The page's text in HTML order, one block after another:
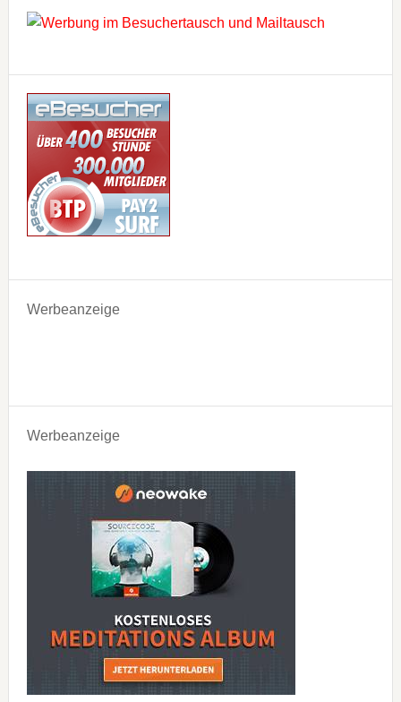
Werbeanzeige
Werbeanzeige